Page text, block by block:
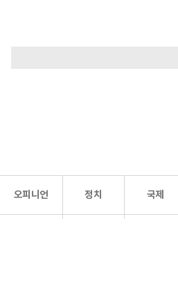
오피니언 정치 국제